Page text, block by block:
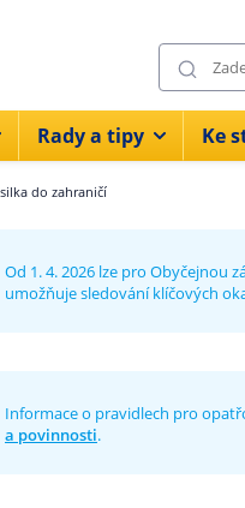
Rady a tipy Ke
do zahraničí
Od 1. 4. 2026 lze pro Obyčejnou
umožňuje sledování klíčových
Informace o pravidlech pro
a povinnosti.